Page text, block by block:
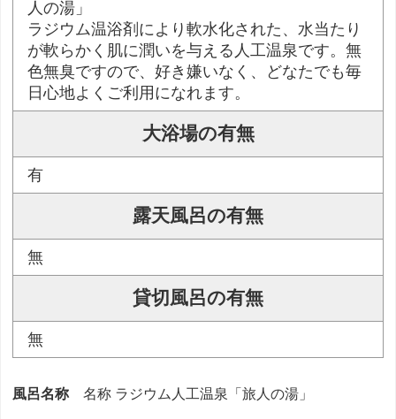
人の湯」
ラジウム温浴剤により軟水化された、水当たり
が軟らかく肌に潤いを与える人工温泉です。無
色無臭ですので、好き嫌いなく、どなたでも毎
日心地よくご利用になれます。
大浴場の有無
有
露天風呂の有無
無
貸切風呂の有無
無
風呂名称 名称 ラジウム人工温泉「旅人の湯」